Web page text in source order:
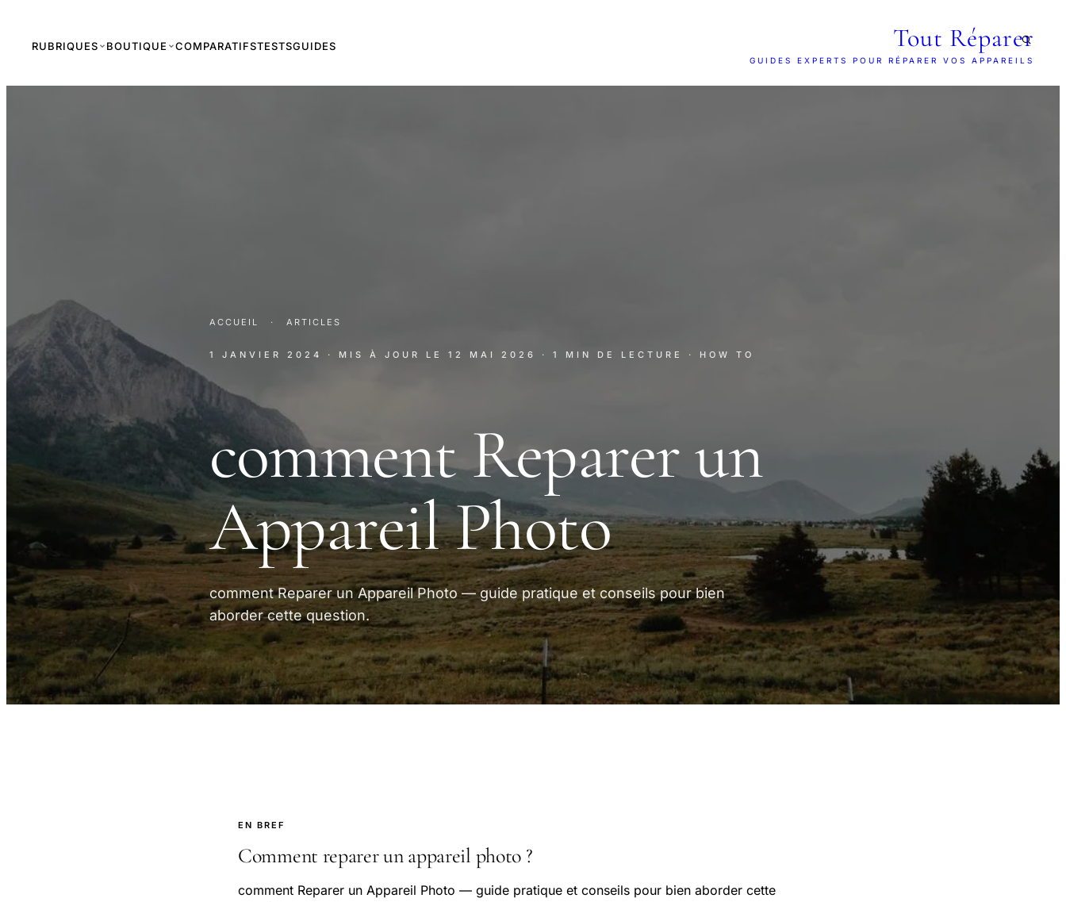
RUBRIQUES BOUTIQUE COMPARATIFSTESTSGUIDES Tout Réparer
GUIDES EXPERTS POUR RÉPARER VOS APPAREILS
ACCUEIL · ARTICLES
1 JANVIER 2024 · MIS À JOUR LE 12 MAI 2026 · 1 MIN DE LECTURE · HOW TO
comment Reparer un
Appareil Photo
comment Reparer un Appareil Photo — guide pratique et conseils pour bien
aborder cette question.
EN BREF
Comment reparer un appareil photo ?
comment Reparer un Appareil Photo — guide pratique et conseils pour bien aborder cette